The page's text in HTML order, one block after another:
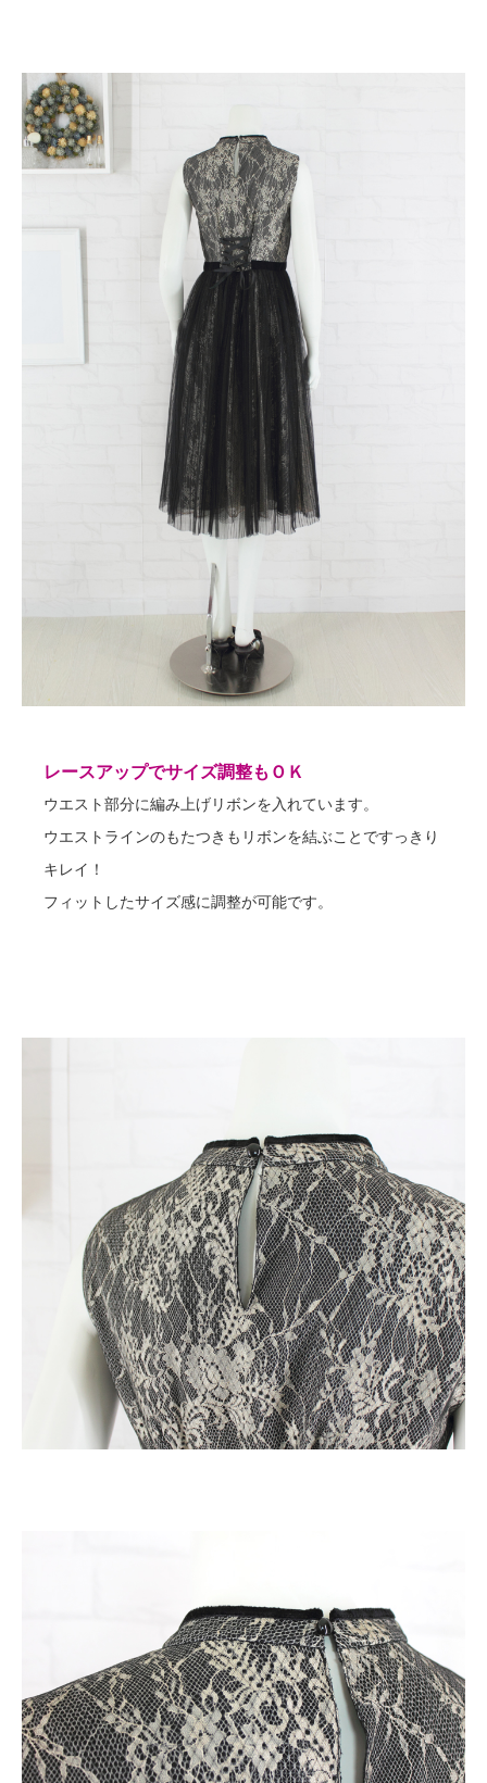
レースアップでサイズ調整もＯＫ
ウエスト部分に編み上げリボンを入れています。
ウエストラインのもたつきもリボンを結ぶことですっきり
キレイ！
フィットしたサイズ感に調整が可能です。